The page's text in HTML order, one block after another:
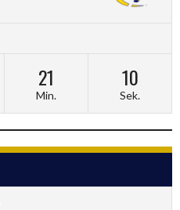
21
Min.
09
Sek.